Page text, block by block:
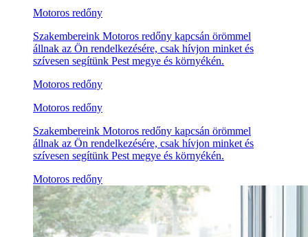
Motoros redőny
Szakembereink Motoros redőny kapcsán örömmel
állnak az Ön rendelkezésére, csak hívjon minket és
szívesen segítünk Pest megye és környékén.
Motoros redőny
Motoros redőny
Szakembereink Motoros redőny kapcsán örömmel
állnak az Ön rendelkezésére, csak hívjon minket és
szívesen segítünk Pest megye és környékén.
Motoros redőny